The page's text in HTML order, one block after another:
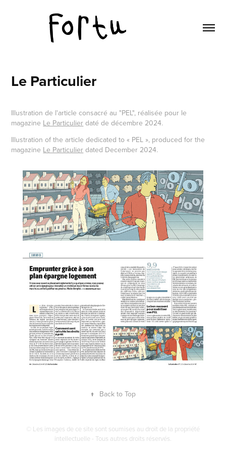
Le Particulier
Illustration de l'article consacré au "PEL", réalisée pour le
magazine Le Particulier daté de décembre 2024.
Illustration of the article dedicated to « PEL », produced for the
magazine Le Particulier dated December 2024.
↑ Back to Top
© Les images de ce site sont soumises au droit de la propriété
intellectuelle - Tous autres droits réservés.